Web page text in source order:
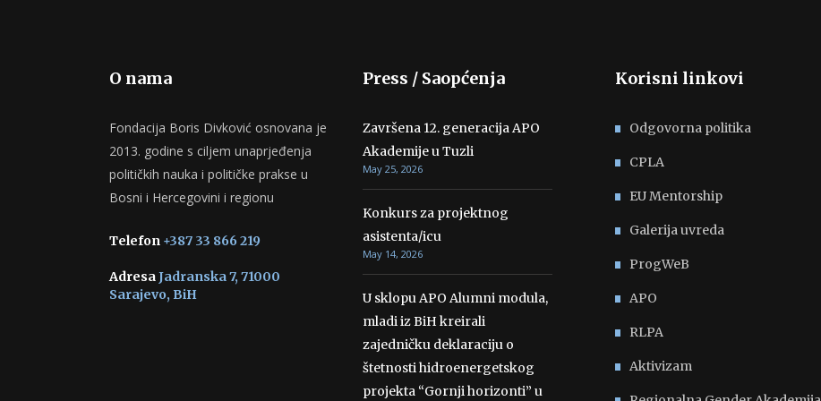
O nama
Fondacija Boris Divković osnovana je
2013. godine s ciljem unaprjeđenja
političkih nauka i političke prakse u
Bosni i Hercegovini i regionu
Telefon +387 33 866 219
AdresaJadranska 7, 71000
Sarajevo, BiH
Press / Saopćenja
Završena 12. generacija APO
Akademije u Tuzli
May 25, 2026
Konkurs za projektnog
asistenta/icu
May 14, 2026
U sklopu APO Alumni modula,
mladi iz BiH kreirali
zajedničku deklaraciju o
štetnosti hidroenergetskog
projekta “Gornji horizonti” u
Korisni linkovi
Odgovorna politika
CPLA
EU Mentorship
Galerija uvreda
ProgWeB
APO
RLPA
Aktivizam